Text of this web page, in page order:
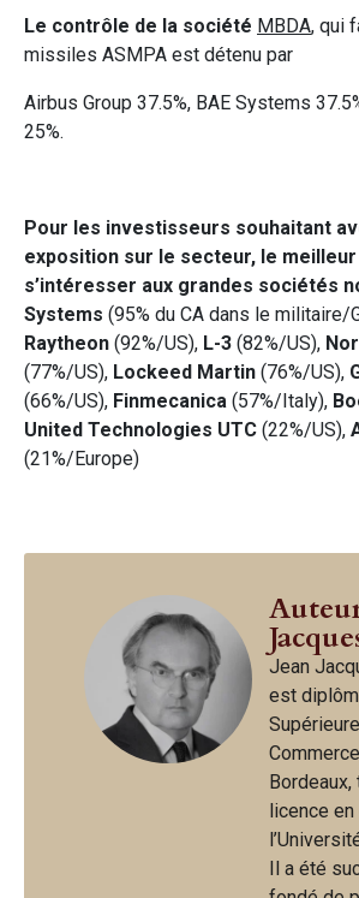
Le contrôle de la société MBDA, qui
missiles ASMPA est détenu par
Airbus Group 37.5%, BAE Systems
25%.
Pour les investisseurs souhaitant
exposition sur le secteur, le
s’intéresser aux grandes sociétés
Systems (95% du CA dans le militaire/
Raytheon (92%/US), L-3 (82%/US),
(77%/US), Lockeed Martin (76%/US),
(66%/US), Finmecanica (57%/Italy),
United Technologies UTC (22%/US),
(21%/Europe)
Jean
est
Bordeaux,
licence
Il a été